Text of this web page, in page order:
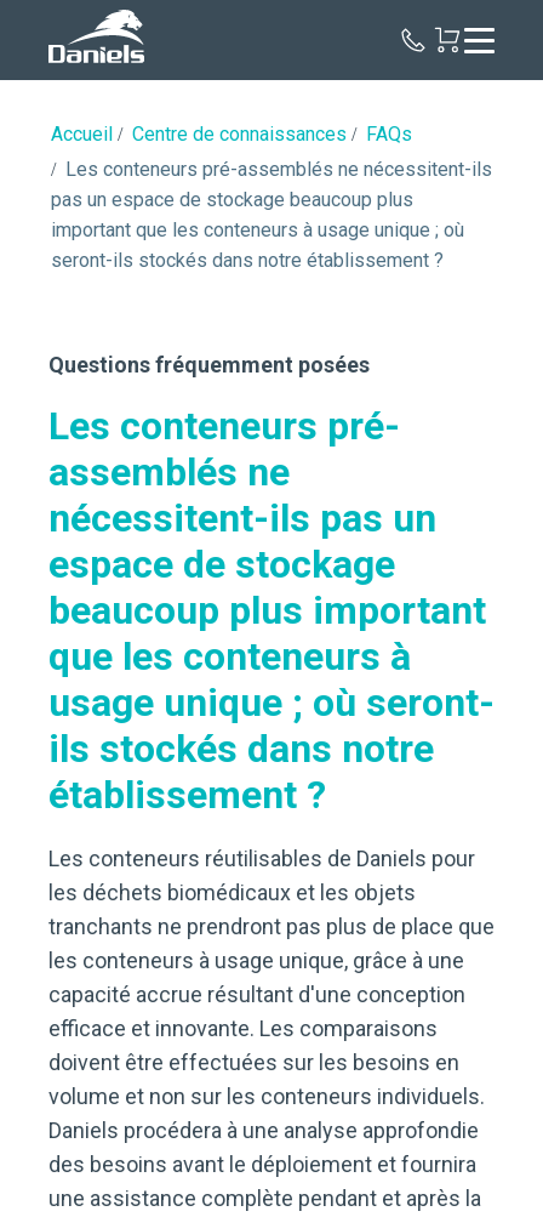
Accueil Centre de connaissances
FAQs
Les conteneurs pré-assemblés ne nécessitent-ils
pas un espace de stockage beaucoup plus
important que les conteneurs à usage unique ; où
seront-ils stockés dans notre établissement ?
Questions fréquemment posées
Les conteneurs pré-
assemblés ne
nécessitent-ils pas un
espace de stockage
beaucoup plus important
que les conteneurs à
usage unique ; où seront-
ils stockés dans notre
établissement ?
Les conteneurs réutilisables de Daniels pour
les déchets biomédicaux et les objets
tranchants ne prendront pas plus de place que
les conteneurs à usage unique, grâce à une
capacité accrue résultant d'une conception
efficace et innovante. Les comparaisons
doivent être effectuées sur les besoins en
volume et non sur les conteneurs individuels.
Daniels procédera à une analyse approfondie
des besoins avant le déploiement et fournira
une assistance complète pendant et après la